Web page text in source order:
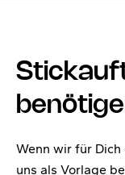
Wenn wir für
uns als Vorlage